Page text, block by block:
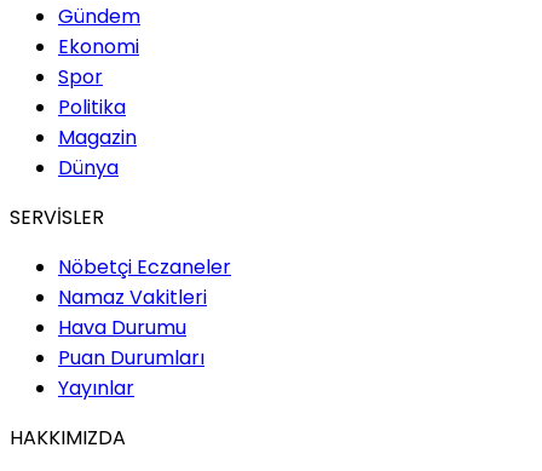
Gündem
Ekonomi
Spor
Politika
Magazin
Dünya
SERVİSLER
Nöbetçi Eczaneler
Namaz Vakitleri
Hava Durumu
Puan Durumları
Yayınlar
HAKKIMIZDA